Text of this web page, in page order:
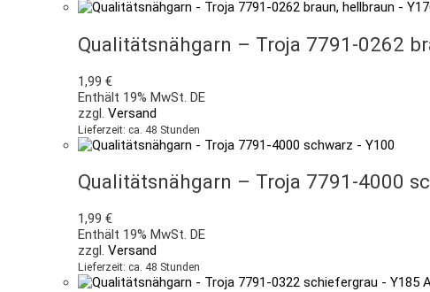
Qualitätsnähgarn – Troja 7791-0262
1,99 €
Enthält 19% MwSt. DE
zzgl. Versand
Lieferzeit: ca. 48 Stunden
Qualitätsnähgarn – Troja 7791-4000
1,99 €
Enthält 19% MwSt. DE
zzgl. Versand
Lieferzeit: ca. 48 Stunden